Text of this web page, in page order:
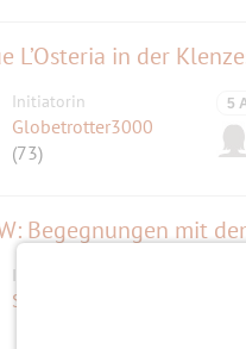
L’Osteria in der
Initiatorin
Globetrotter3000
(73)
5
Begegnungen mit
Initiatorin
Susanne T.